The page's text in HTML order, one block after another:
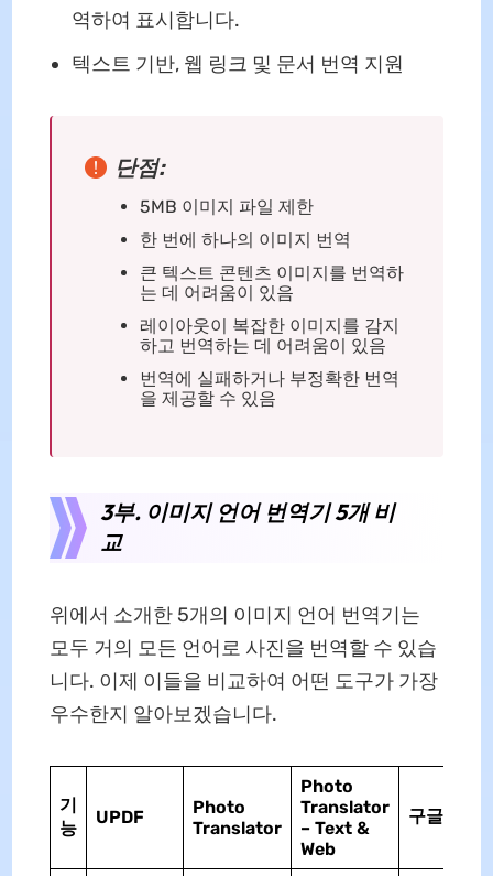
역하여 표시합니다.
텍스트 기반, 웹 링크 및 문서 번역 지원
단점:
5MB 이미지 파일 제한
한 번에 하나의 이미지 번역
큰 텍스트 콘텐츠 이미지를 번역하
는 데 어려움이 있음
레이아웃이 복잡한 이미지를 감지
하고 번역하는 데 어려움이 있음
번역에 실패하거나 부정확한 번역
을 제공할 수 있음
3부. 이미지 언어 번역기 5개 비
교
위에서 소개한 5개의 이미지 언어 번역기는
모두 거의 모든 언어로 사진을 번역할 수 있습
니다. 이제 이들을 비교하여 어떤 도구가 가장
우수한지 알아보겠습니다.
기
능
UPDF
Photo
Translator
Photo
Translator
– Text &
Web
구글 번역